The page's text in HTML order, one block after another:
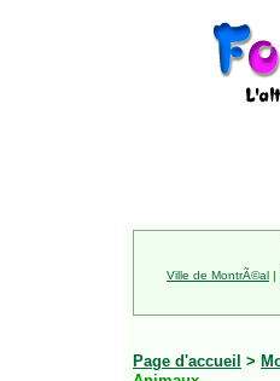
Ville de MontrÃ©al |
Page d'accueil >